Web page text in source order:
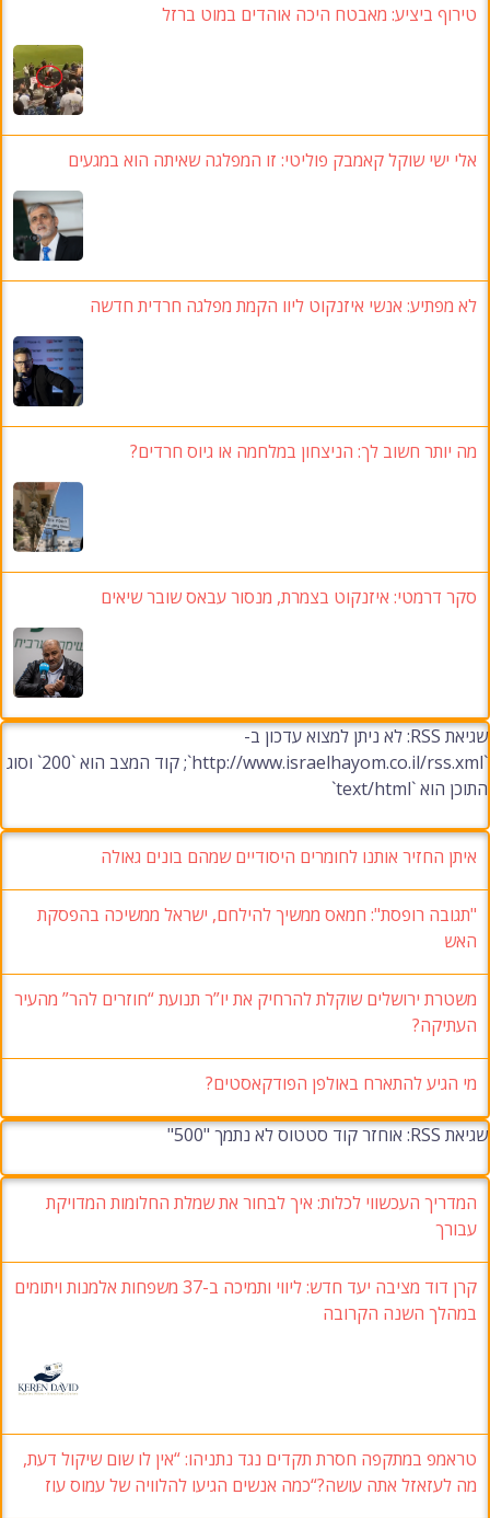
טירוף ביציע: מאבטח היכה אוהדים במוט ברזל
אלי ישי שוקל קאמבק פוליטי: זו המפלגה שאיתה הוא במגעים
לא מפתיע: אנשי איזנקוט ליוו הקמת מפלגה חרדית חדשה
מה יותר חשוב לך: הניצחון במלחמה או גיוס חרדים?
סקר דרמטי: איזנקוט בצמרת, מנסור עבאס שובר שיאים
שגיאת RSS: לא ניתן למצוא עדכון ב-
`http://www.israelhayom.co.il/rss.xml`; קוד המצב הוא `200` וסוג
התוכן הוא `text/html`
איתן החזיר אותנו לחומרים היסודיים שמהם בונים גאולה
"תגובה רופסת": חמאס ממשיך להילחם, ישראל ממשיכה בהפסקת
האש
משטרת ירושלים שוקלת להרחיק את יו”ר תנועת “חוזרים להר” מהעיר
העתיקה?
מי הגיע להתארח באולפן הפודקאסטים?
שגיאת RSS: אוחזר קוד סטטוס לא נתמך "500"
המדריך העכשווי לכלות: איך לבחור את שמלת החלומות המדויקת
עבורך
קרן דוד מציבה יעד חדש: ליווי ותמיכה ב-37 משפחות אלמנות ויתומים
במהלך השנה הקרובה
טראמפ במתקפה חסרת תקדים נגד נתניהו: “אין לו שום שיקול דעת,
מה לעזאזל אתה עושה?“כמה אנשים הגיעו להלוויה של עמוס עוז